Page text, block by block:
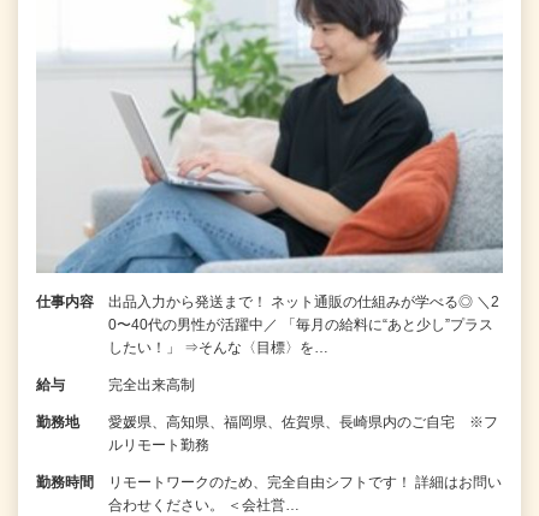
仕事内容
出品入力から発送まで！ ネット通販の仕組みが学べる◎ ＼2
0〜40代の男性が活躍中／ 「毎月の給料に“あと少し”プラス
したい！」 ⇒そんな〈目標〉を…
給与 完全出来高制
勤務地
愛媛県、高知県、福岡県、佐賀県、長崎県内のご自宅 ※フ
ルリモート勤務
勤務時間
リモートワークのため、完全自由シフトです！ 詳細はお問い
合わせください。 ＜会社営…